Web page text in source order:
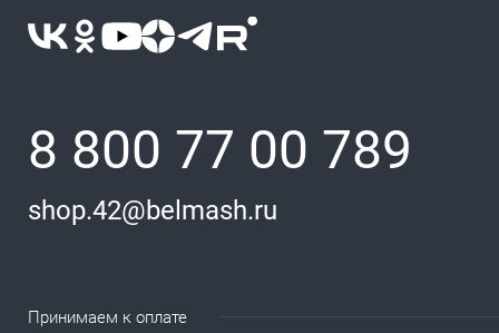
8 800 77 00 789
shop.42@belmash.ru
Принимаем к оплате